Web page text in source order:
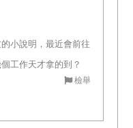
小說明，最近會前往
工作天才拿的到？
檢舉